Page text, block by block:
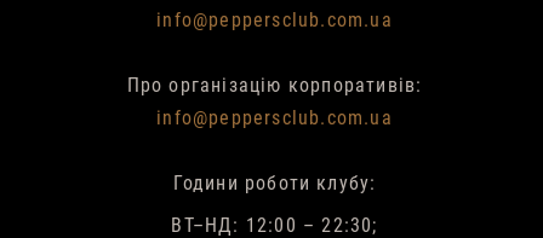
info@peppersclub.com.ua
Про організацію корпоративів:
info@peppersclub.com.ua
Години роботи клубу:
ВТ–НД: 12:00 – 22:30;